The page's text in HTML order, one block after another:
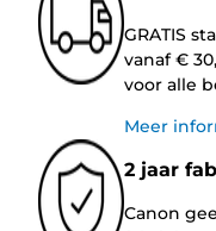
GRATIS
vanaf €
voor alle
Meer
2 jaar
Canon